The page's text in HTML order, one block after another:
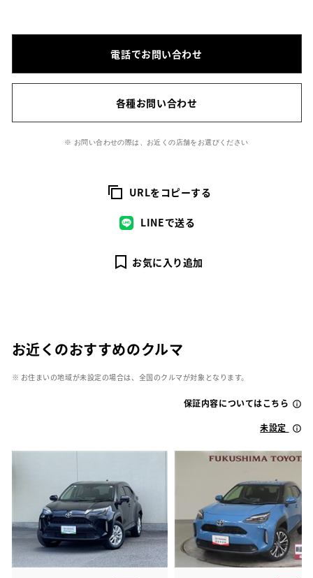
電話でお問い合わせ
各種お問い合わせ
※ お問い合わせの際は、お近くの店舗をお選びください
URLをコピーする
LINEで送る
お気に入り追加
お近くのおすすめのクルマ
※ お住まいの地域が未設定の場合は、全国のクルマが対象となります。
保証内容についてはこちら
未設定